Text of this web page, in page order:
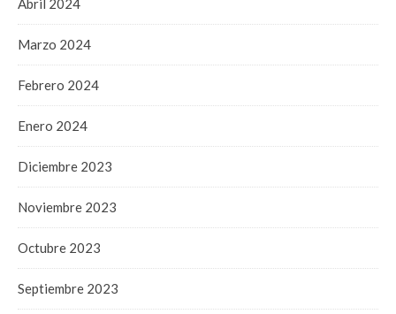
Abril 2024
Marzo 2024
Febrero 2024
Enero 2024
Diciembre 2023
Noviembre 2023
Octubre 2023
Septiembre 2023